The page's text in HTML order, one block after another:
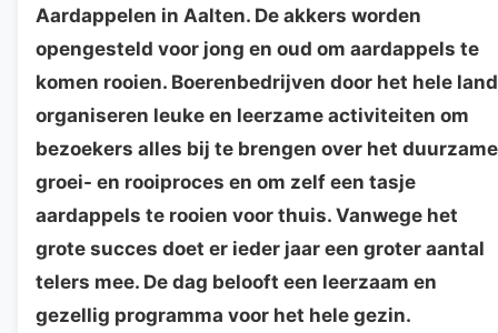
Aardappelen in Aalten. De akkers worden
opengesteld voor jong en oud om aardappels te
komen rooien. Boerenbedrijven door het hele land
organiseren leuke en leerzame activiteiten om
bezoekers alles bij te brengen over het duurzame
groei- en rooiproces en om zelf een tasje
aardappels te rooien voor thuis. Vanwege het
grote succes doet er ieder jaar een groter aantal
telers mee. De dag belooft een leerzaam en
gezellig programma voor het hele gezin.